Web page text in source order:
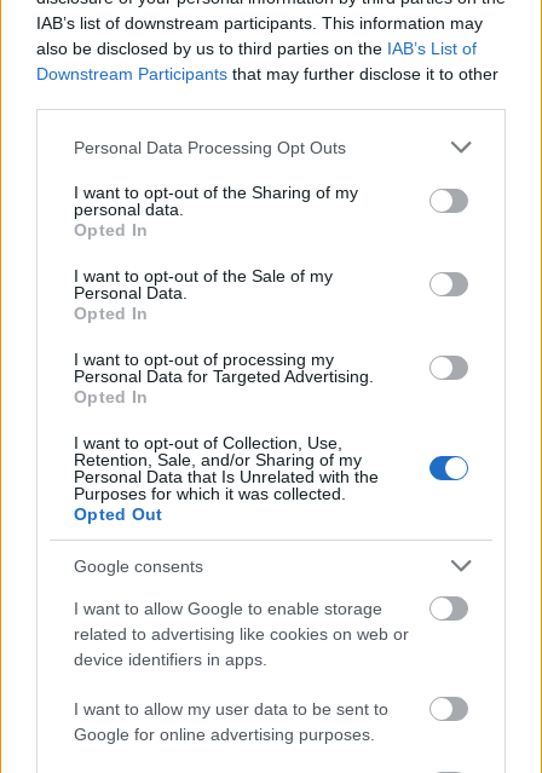
IAB’s list of downstream participants. This information may
also be disclosed by us to third parties on the IAB’s List of
Downstream Participants that may further disclose it to other
Please note that this website/app uses one or more Google
not limited to your visit or usage behaviour. You may click to
grant or deny consent to Google and its third-party tags to
use your data for below specified purposes in below Google
consent section.
Personal Data Processing Opt Outs
I want to opt-out of the Sharing of my
personal data.
Opted In
I want to opt-out of the Sale of my
Personal Data.
Opted In
I want to opt-out of processing my
Personal Data for Targeted Advertising.
Opted In
I want to opt-out of Collection, Use,
Retention, Sale, and/or Sharing of my
Personal Data that Is Unrelated with the
Purposes for which it was collected.
Opted Out
Google consents
I want to allow Google to enable storage
related to advertising like cookies on web or
device identifiers in apps.
I want to allow my user data to be sent to
Google for online advertising purposes.
legdrágábbja volt az amerikai foci vb -
gyorsmérleg
HÍREK 2026. júl. 20.
Mi lett Alain Delon vagyonával? Adóhatósági
csavar a sztoriban
HÍREK 2026. júl. 19.